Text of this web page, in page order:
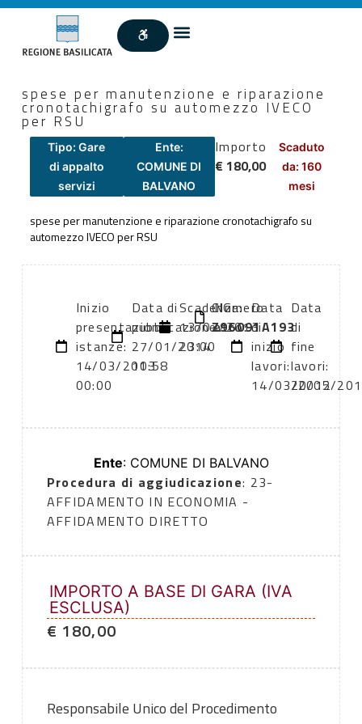
spese per manutenzione e riparazione
cronotachigrafo su automezzo IVECO
per RSU
Tipo: Gare
di appalto
servizi
Ente:
COMUNE DI
BALVANO
Importo
€ 180,00
Scaduto
da: 160
mesi
spese per manutenzione e riparazione cronotachigrafo su
automezzo IVECO per RSU
Inizio
presentazione
istanze:
14/03/2013
00:00
Data di
pubblicazione:
27/01/2014
10:58
Scadenza:
13/03/2013
23:00
Numero
atto:
CIG:
Z96091A193
Data
di
inizio
lavori:
14/03/2012
Data
di
fine
lavori:
20/05/
Ente: COMUNE DI BALVANO
Procedura di aggiudicazione: 23-
AFFIDAMENTO IN ECONOMIA -
AFFIDAMENTO DIRETTO
IMPORTO A BASE DI GARA (IVA
ESCLUSA)
€ 180,00
Responsabile Unico del Procedimento